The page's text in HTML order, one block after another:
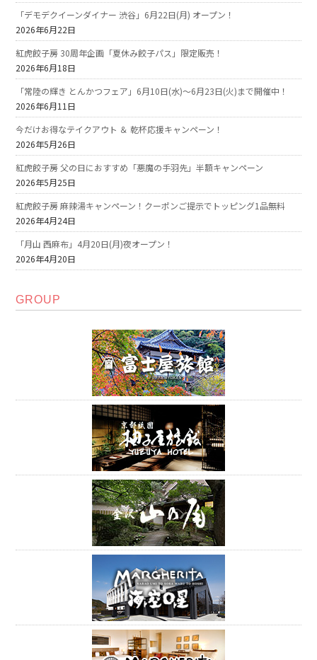
「デモデクイーンダイナー 渋谷」6月22日(月) オープン！
2026年6月22日
紅虎餃子房 30周年企画「夏休み餃子パス」限定販売！
2026年6月18日
「常陸の輝き とんかつフェア」6月10日(水)～6月23日(火)まで開催中！
2026年6月11日
今だけお得なテイクアウト ＆ 乾杯応援キャンペーン！
2026年5月26日
紅虎餃子房 父の日におすすめ「悪魔の手羽先」半額キャンペーン
2026年5月25日
紅虎餃子房 麻辣湯キャンペーン！クーポンご提示でトッピング1品無料
2026年4月24日
「月山 西麻布」4月20日(月)夜オープン！
2026年4月20日
GROUP